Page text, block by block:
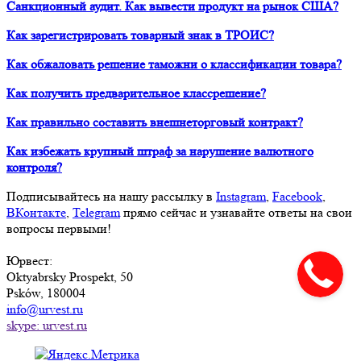
Санкционный аудит. Как вывести продукт на рынок США?
Как зарегистрировать товарный знак в ТРОИС?
Как обжаловать решение таможни о классификации товара?
Как получить предварительное классрешение?
Как правильно составить внешнеторговый контракт?
Как избежать крупный штраф за нарушение валютного
контроля?
Подписывайтесь на нашу рассылку в Instagram, Facebook,
ВКонтакте, Telegramпрямо сейчас и узнавайте ответы на свои
вопросы первыми!
Юрвест:
Oktyabrsky Prospekt, 50
Psków, 180004
info@urvest.ru
skype: urvest.ru